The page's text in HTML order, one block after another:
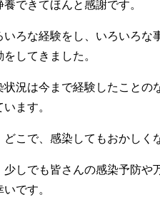
できてほんと感謝です。
ろな経験をし、いろいろな
してきました。
状況は今まで経験したことの
ます。
こで、感染してもおかしく
少しでも皆さんの感染予防や
です。